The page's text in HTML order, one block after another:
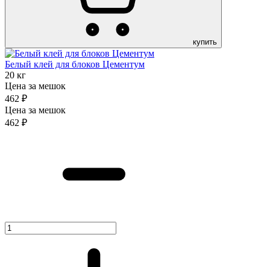
купить
Белый клей для блоков Цементум
20 кг
Цена за мешок
462 ₽
Цена за мешок
462 ₽